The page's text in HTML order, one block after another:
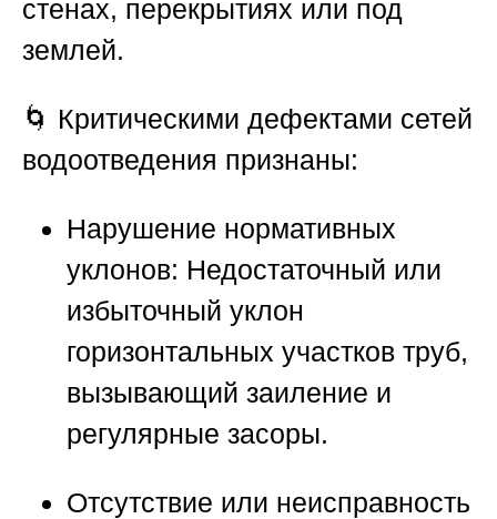
стенах, перекрытиях или под
землей.
🌀 Критическими дефектами сетей
водоотведения признаны:
Нарушение нормативных
уклонов: Недостаточный или
избыточный уклон
горизонтальных участков труб,
вызывающий заиление и
регулярные засоры.
Отсутствие или неисправность